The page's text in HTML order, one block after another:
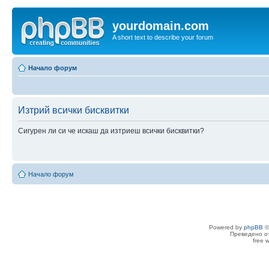
yourdomain.com
A short text to describe your forum
Начало форум
Изтрий всички бисквитки
Сигурен ли си че искаш да изтриеш всички бисквитки?
Начало форум
Powered by phpBB
Преведено
free